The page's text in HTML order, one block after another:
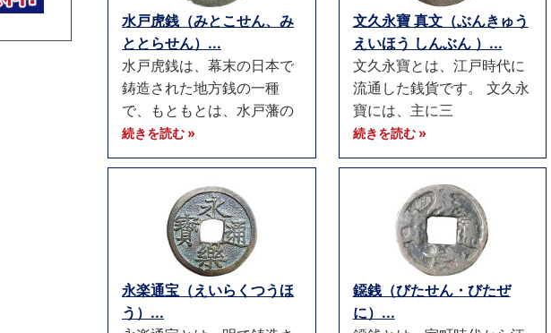
水戸虎銭（みとこせん、み
ととらせん）...
水戸虎銭は、幕末の日本で
鋳造された地方銭の一種
で、もともとは、水戸藩の
続きを読む »
文久永寶 真文（ぶんきゅう
えいほう しんぶん ）...
文久永寶とは、江戸時代に
流通した銭貨です。 文久永
寶には、主に三
続きを読む »
永楽通宝（えいらくつうほ
う）...
鐚銭（びたせん・びたぜ
に）...